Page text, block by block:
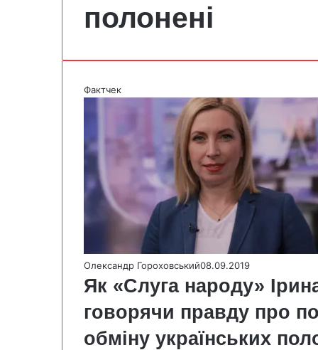
полонені
Фактчек
Олександр Гороховський08.09.2019
Як «Слуга народу»
говорячи правду про
обміну українських